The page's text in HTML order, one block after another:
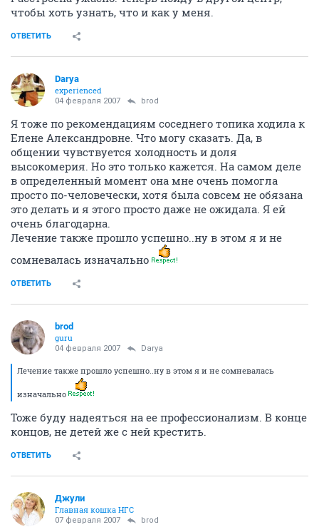
чтобы хоть узнать, что и как у меня.
ОТВЕТИТЬ
Darya
experienced
04 февраля 2007 brod
Я тоже по рекомендациям соседнего топика ходила к
Елене Александровне. Что могу сказать. Да, в
общении чувствуется холодность и доля
высокомерия. Но это только кажется. На самом деле
в определенный момент она мне очень помогла
просто по-человечески, хотя была совсем не обязана
это делать и я этого просто даже не ожидала. Я ей
очень благодарна.
Лечение также прошло успешно..ну в этом я и не
сомневалась изначально
ОТВЕТИТЬ
brod
guru
04 февраля 2007 Darya
Лечение также прошло успешно..ну в этом я и не сомневалась
изначально
Тоже буду надеяться на ее профессионализм. В конце
концов, не детей же с ней крестить.
ОТВЕТИТЬ
Джули
Главная кошка НГС
07 февраля 2007 brod